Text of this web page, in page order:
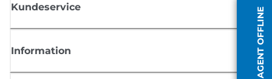
AGENT OFFLINE
Kundeservice
Information